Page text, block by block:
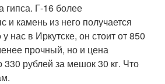
гипса. Г-16 более
и камень из него получается
нас в Иркутске, он стоит от 850
прочный, но и цена
330 рублей за мешок 30 кг. Что